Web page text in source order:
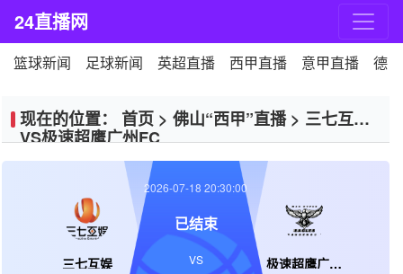
24直播网
篮球新闻 足球新闻 英超直播 西甲直播 意甲直播 德
现在的位置： 首页 > 佛山“西甲”直播> 三七互娱
VS极速超鹰广州FC
三七互娱 极速超鹰广州FC
2026-07-18 20:30:00
已结束
VS